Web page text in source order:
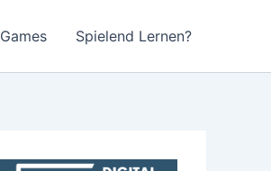
Games Spielend Lernen?